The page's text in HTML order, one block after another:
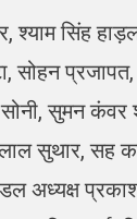
सिंह
सोहन
सोनी, सुमन
सुथार, सह
मंडल अध्यक्ष